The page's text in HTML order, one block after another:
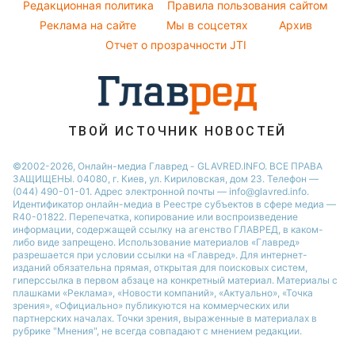
Новости Ровно
Новости Запорожья
Авто
Редакционная политика
Правила пользования сайтом
Реклама на сайте
Мы в соцсетях
Архив
Отчет о прозрачности JTI
ТВОЙ ИСТОЧНИК НОВОСТЕЙ
©2002-2026, Онлайн-медиа Главред - GLAVRED.INFO. ВСЕ ПРАВА
ЗАЩИЩЕНЫ. 04080, г. Киев, ул. Кириловская, дом 23. Телефон —
(044) 490-01-01. Адрес электронной почты — info@glavred.info.
Идентификатор онлайн-медиа в Реестре cубъектов в сфере медиа —
R40-01822. Перепечатка, копирование или воспроизведение
информации, содержащей ссылку на агенство ГЛАВРЕД, в каком-
либо виде запрещено. Использование материалов «Главред»
разрешается при условии ссылки на «Главред». Для интернет-
изданий обязательна прямая, открытая для поисковых систем,
гиперссылка в первом абзаце на конкретный материал. Материалы с
плашками «Реклама», «Новости компаний», «Актуально», «Точка
зрения», «Официально» публикуются на коммерческих или
партнерских началах. Точки зрения, выраженные в материалах в
рубрике "Мнения", не всегда совпадают с мнением редакции.